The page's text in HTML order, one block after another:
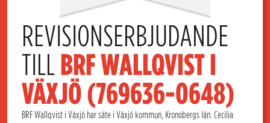
REVISIONSERBJUDANDE
TILL BRF WALLQVIST I
VÄXJÖ (769636-0648)
BRF Wallqvist i Växjö har säte i Växjö kommun, Kronobergs län. Cecilia